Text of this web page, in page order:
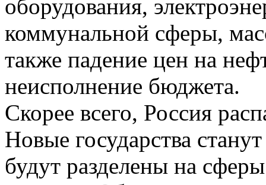
оборудования,
коммунальной сферы,
также падение цен на
неисполнение бюджета.
Скорее всего, Россия
Новые государства
будут разделены на